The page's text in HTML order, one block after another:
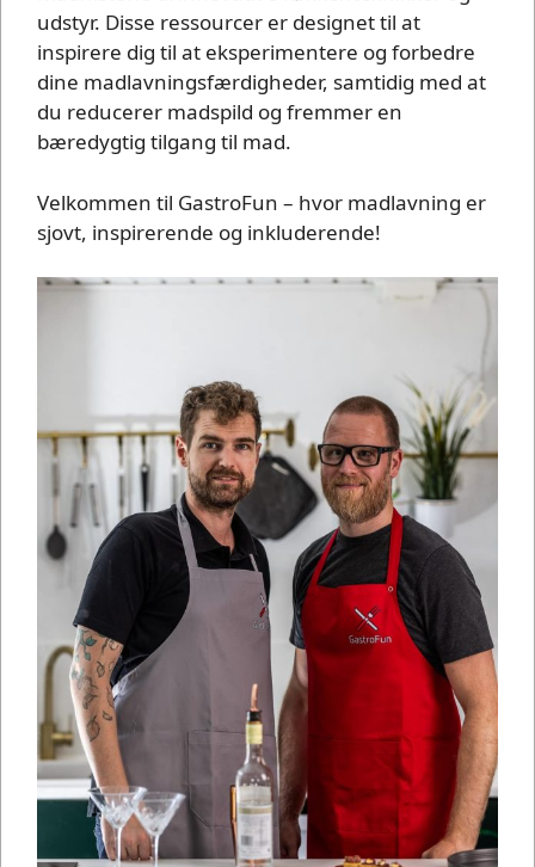
udstyr. Disse ressourcer er designet til at
inspirere dig til at eksperimentere og forbedre
dine madlavningsfærdigheder, samtidig med at
du reducerer madspild og fremmer en
bæredygtig tilgang til mad.
Velkommen til GastroFun – hvor madlavning er
sjovt, inspirerende og inkluderende!